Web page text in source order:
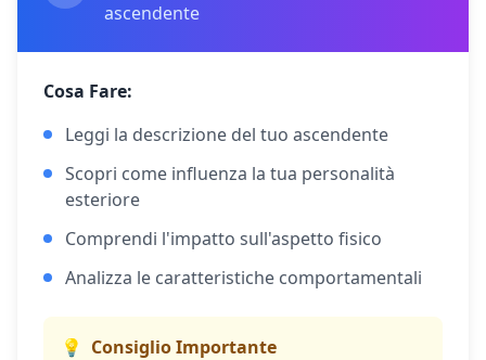
ascendente
Cosa Fare:
Leggi la descrizione del tuo ascendente
Scopri come influenza la tua personalità
esteriore
Comprendi l'impatto sull'aspetto fisico
Analizza le caratteristiche comportamentali
💡 Consiglio Importante